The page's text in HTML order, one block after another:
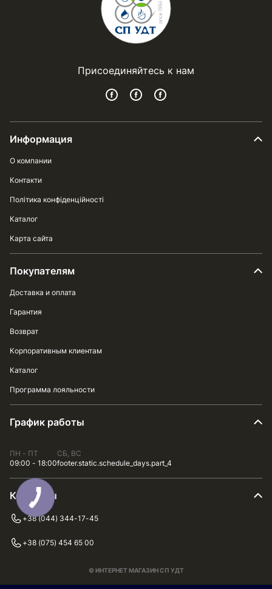
Присоединяйтесь к нам
Информация
О компании
Контакти
Політика конфіденційності
Каталог
Карта сайта
Покупателям
Доставка и оплата
Гарантия
Возврат
Корпоративным клиентам
Каталог
Программа лояльности
График работы
ПН - ПТ
09:00 - 18:00
СБ, ВС
footer.static.schedule_days.part_4
Контакты
+38 (044) 344-17-45
+38 (075) 454 65 00
© ИНТЕРНЕТ МАГАЗИН СП УДТ